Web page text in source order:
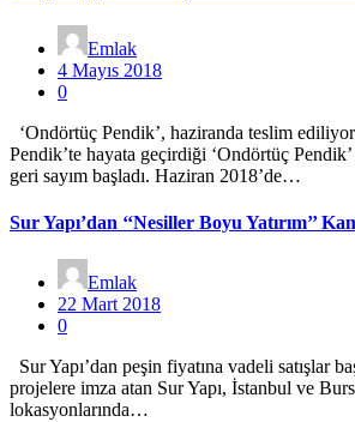
Emlak
4 Mayıs 2018
0
‘Ondörtüç Pendik’, haziranda teslim ediliyor
Pendik’te hayata geçirdiği ‘Ondörtüç
geri sayım başladı. Haziran 2018’de…
Sur Yapı’dan ‘‘Nesiller Boyu Yatırım’’
Emlak
22 Mart 2018
0
Sur Yapı’dan peşin fiyatına vadeli satışlar
projelere imza atan Sur Yapı, İstanbul ve
lokasyonlarında…